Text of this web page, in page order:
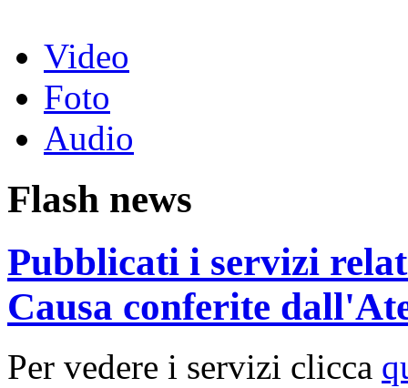
Video
Foto
Audio
Flash news
Pubblicati i servizi
Causa conferite
Per vedere i servizi clicca